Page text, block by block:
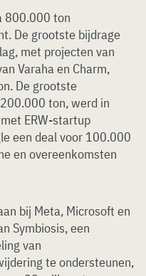
800.000 ton
De grootste bijdrage
met projecten van
Varaha en Charm,
De grootste
ton, werd in
ERW-startup
een deal voor 100.000
en overeenkomsten
bij Meta, Microsoft en
Symbiosis, een
van
te ondersteunen,